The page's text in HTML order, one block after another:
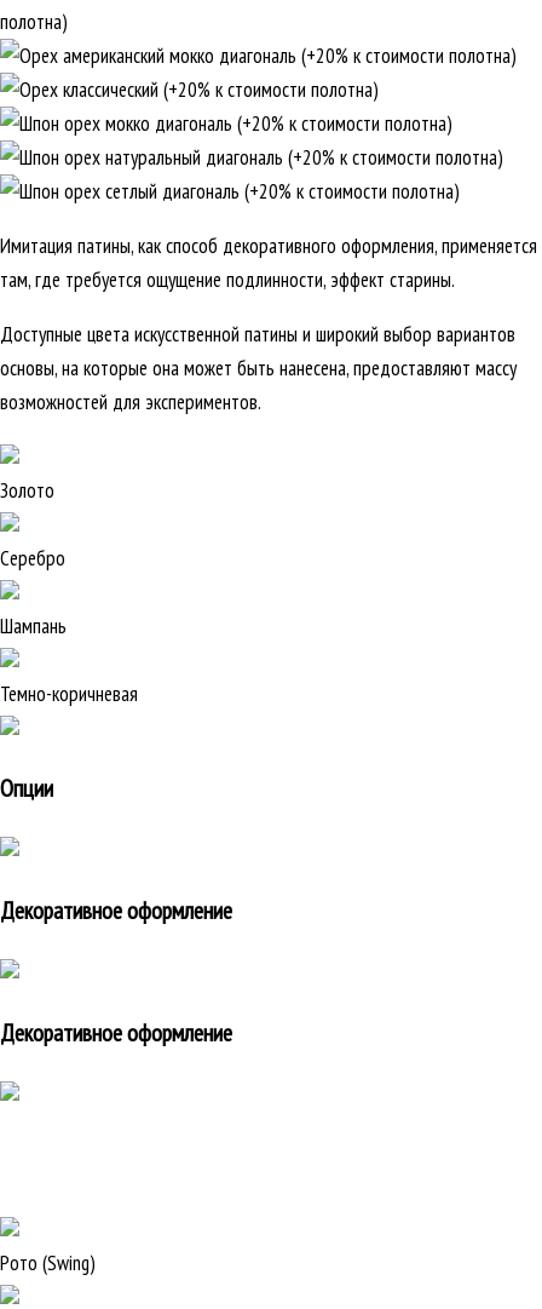
Имитация патины, как способ декоративного оформления, применяется
там, где требуется ощущение подлинности, эффект старины.
Доступные цвета искусственной патины и широкий выбор вариантов
основы, на которые она может быть нанесена, предоставляют массу
возможностей для экспериментов.
Золото
Серебро
Шампань
Темно-коричневая
Опции
Декоративное оформление
Декоративное оформление
Рото (Swing)